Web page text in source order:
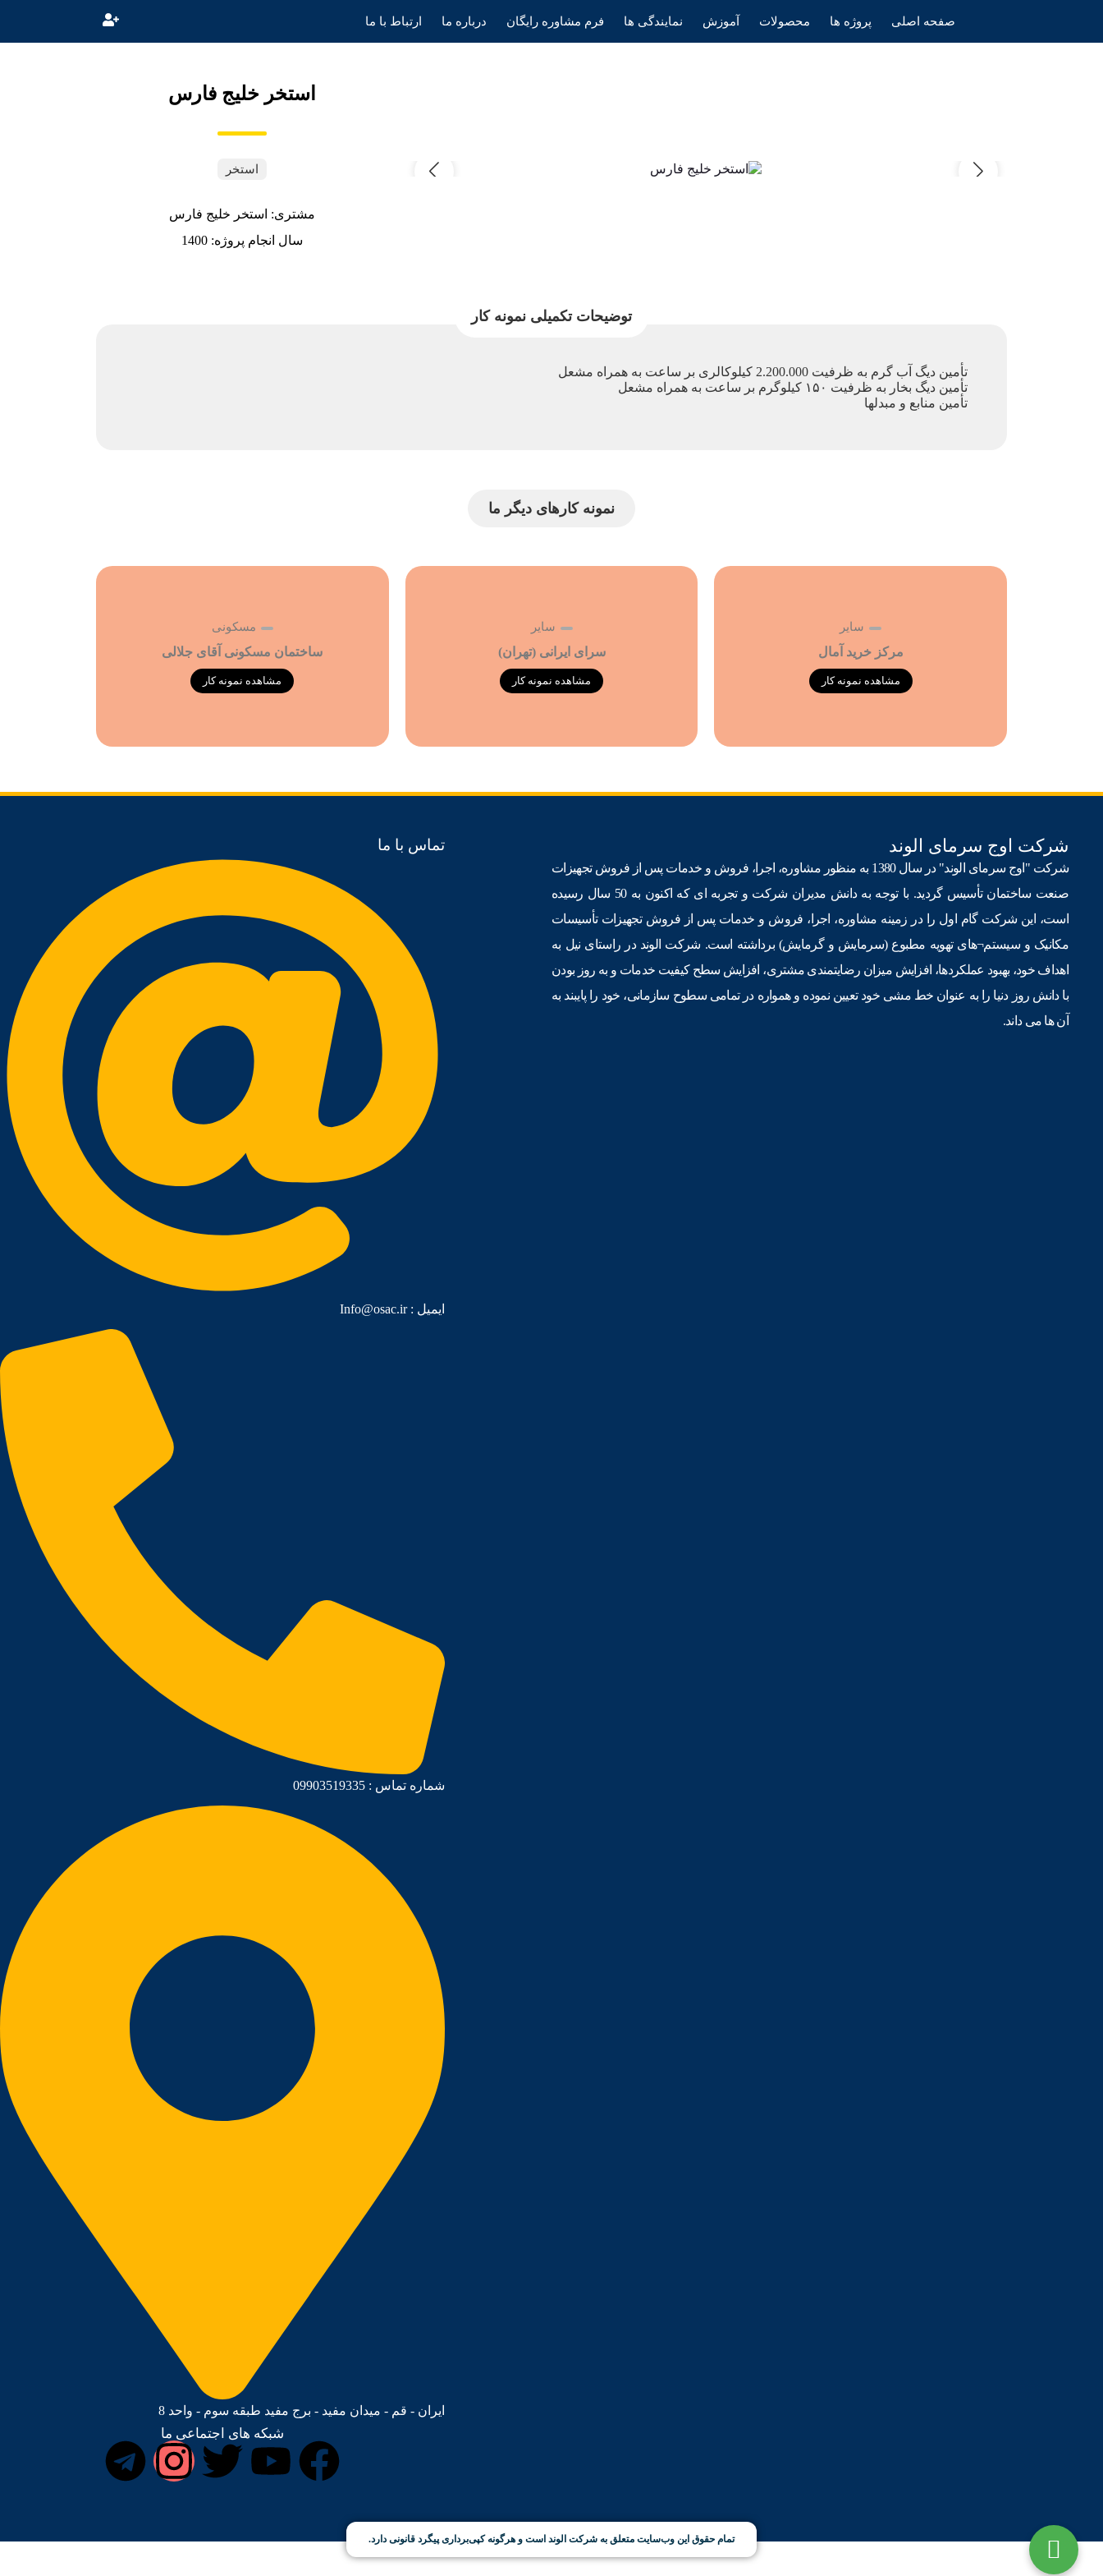
صفحه اصلی پروژه ها محصولات آموزش نمایندگی ها فرم مشاوره رایگان درباره ما ارتباط با ما
استخر خلیج فارس
استخر
مشتری: استخر خلیج فارس
سال انجام پروژه: 1400
توضیحات تکمیلی نمونه کار
ﺗﺄمین دیگ آب گرم به ظرفیت 2.200.000 کیلوکالری بر ساعت به همراه مشعل
ﺗﺄمین دیگ بخار به ظرفیت ۱۵۰ کیلوگرم بر ساعت به همراه مشعل
ﺗﺄمین منابع و مبدل­ها
نمونه کارهای دیگر ما
سایر
مرکز خرید آمال
مشاهده نمونه کار
سایر
سرای ایرانی (تهران)
مشاهده نمونه کار
مسکونی
ساختمان مسکونی آقای جلالی
مشاهده نمونه کار
شرکت اوج سرمای الوند
شرکت "اوج سرمای الوند" در سال 1380 به منظور مشاوره، اجرا، فروش و خدمات پس از فروش تجهیزات
صنعت ساختمان ﺗﺄسیس گردید. با توجه به دانش مدیران شرکت و تجربه ای که اکنون به 50 سال رسیده
است، این شرکت گام اول را در زمینه مشاوره، اجرا، فروش و خدمات پس از فروش تجهیزات ﺗﺄسیسات
مکانیک و سیستم¬های تهویه مطبوع (سرمایش و گرمایش) برداشته است. شرکت الوند در راستای نیل به
اهداف خود، بهبود عملکردها، افزایش میزان رضایتمندی مشتری، افزایش سطح کیفیت خدمات و به روز بودن
با دانش روز دنیا را به عنوان خط مشی خود تعیین نموده و همواره در تمامی سطوح سازمانی، خود را پایبند به
آن ها می داند.
تماس با ما
ایمیل :‌ Info@osac.ir
شماره تماس : 09903519335
ایران - قم - میدان مفید - برج مفید طبقه سوم - واحد 8
شبکه های اجتماعی ما
تمام حقوق این وب‌سایت متعلق به شرکت الوند است و هرگونه کپی‌برداری پیگرد قانونی دارد.